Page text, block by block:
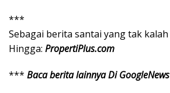
***
Sebagai berita santai yangtak kalah
Hingga: PropertiPlus.com
*** Baca berita lainnya Di GoogleNews